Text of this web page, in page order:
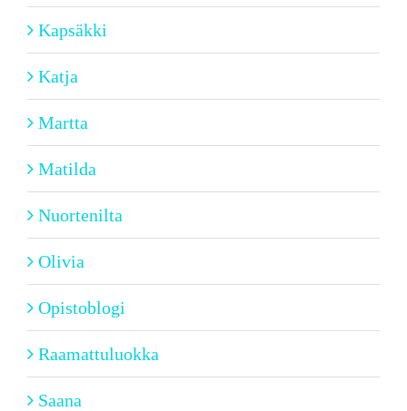
Kapsäkki
Katja
Martta
Matilda
Nuortenilta
Olivia
Opistoblogi
Raamattuluokka
Saana